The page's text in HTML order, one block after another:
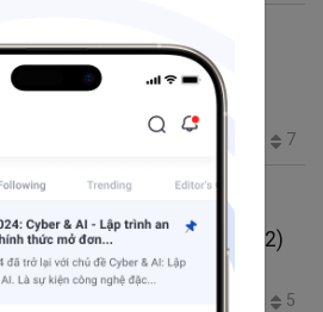
SA 7 phút đọc
scurity
7
Cyber Security Team
SA
máy tính nghĩ sao? (Phần 2)
CyberSecurity
5